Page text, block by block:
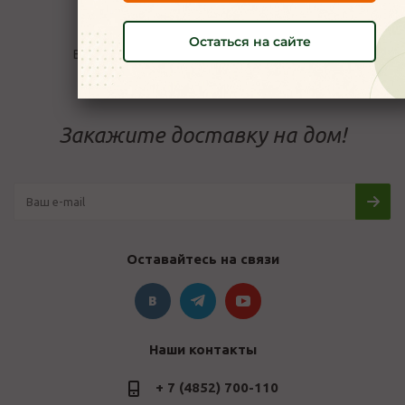
Условия доставки
Возврат товара / Реквизиты организации
Вопрос-ответ / Часто задаваемые вопросы
Закажите доставку на дом!
Оставайтесь на связи
Наши контакты
+ 7 (4852) 700-110
Остаться на сайте